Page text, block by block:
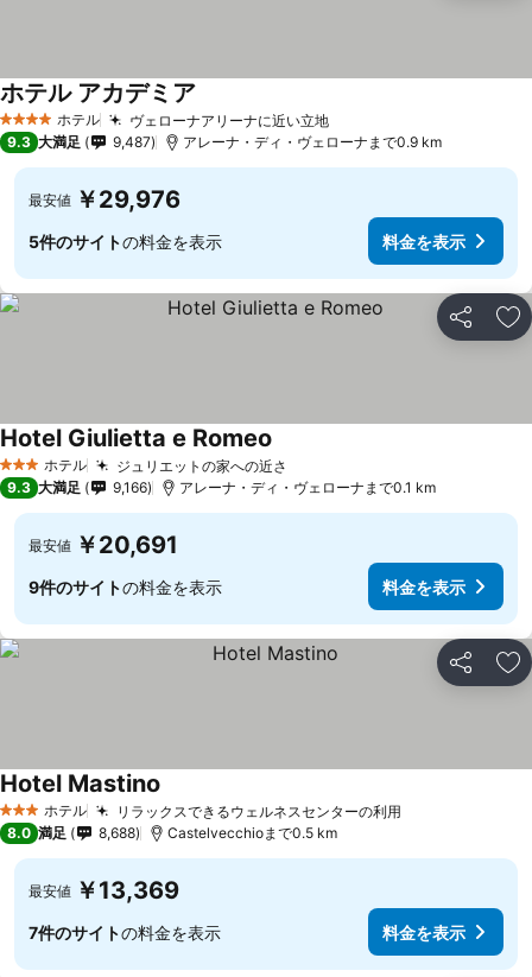
4 ホテルのランク
ホテル ヴェローナアリーナに近い立地
ホテル アカデミア
9.3 大満足 9,487 アレーナ・ディ・ヴェローナまで0.9 km
最安値 ￥29,976
5件のサイトの料金を表示 料金を表示
シェア お
3 ホテルのランク
ホテル ジュリエットの家への近さ
Hotel Giulietta e Romeo
9.3 大満足 9,166 アレーナ・ディ・ヴェローナまで0.1 km
最安値 ￥20,691
9件のサイトの料金を表示 料金を表示
シェア お
3 ホテルのランク
ホテル リラックスできるウェルネスセンターの利用
Hotel Mastino
8.0 満足 8,688 Castelvecchioまで0.5 km
最安値 ￥13,369
7件のサイトの料金を表示 料金を表示